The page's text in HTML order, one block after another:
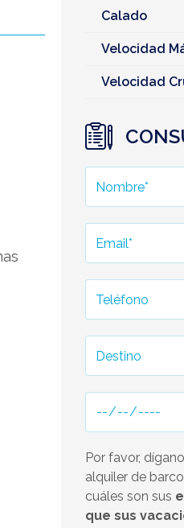
Calado
Velocidad
Velocidad
Por favor,
alquiler de
cuáles son sus
que sus